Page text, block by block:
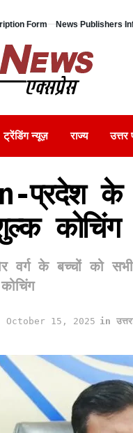
Form News Publishers
ट्रेंडिंग न्यूज़ राज्य उत्तर
प्रदेश के
के बच्चों को सभी
October 15, 2025 in